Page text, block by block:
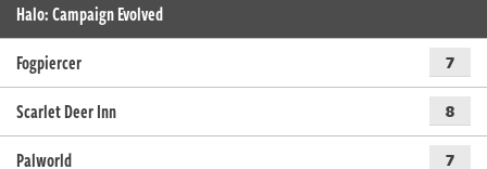
Halo: Campaign Evolved
Fogpiercer
7
Scarlet Deer Inn 8
Palworld 7